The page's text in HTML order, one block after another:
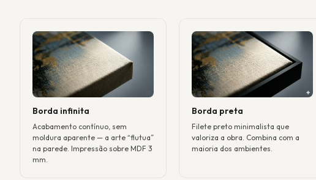
Borda infinita
Acabamento contínuo, sem
moldura aparente — a arte “flutua”
na parede. Impressão sobre MDF 3
mm.
Borda preta
Filete preto minimalista que
valoriza a obra. Combina com a
maioria dos ambientes.